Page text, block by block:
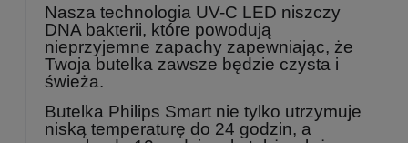
Nasza technologia UV-C LED niszczy
DNA bakterii, które powodują
nieprzyjemne zapachy zapewniając, że
Twoja butelka zawsze będzie czysta i
świeża.
Butelka Philips Smart nie tylko utrzymuje
niską temperaturę do 24 godzin, a